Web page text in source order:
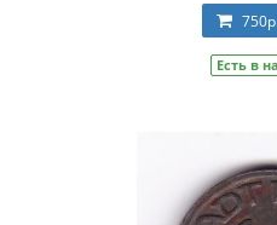
Есть в